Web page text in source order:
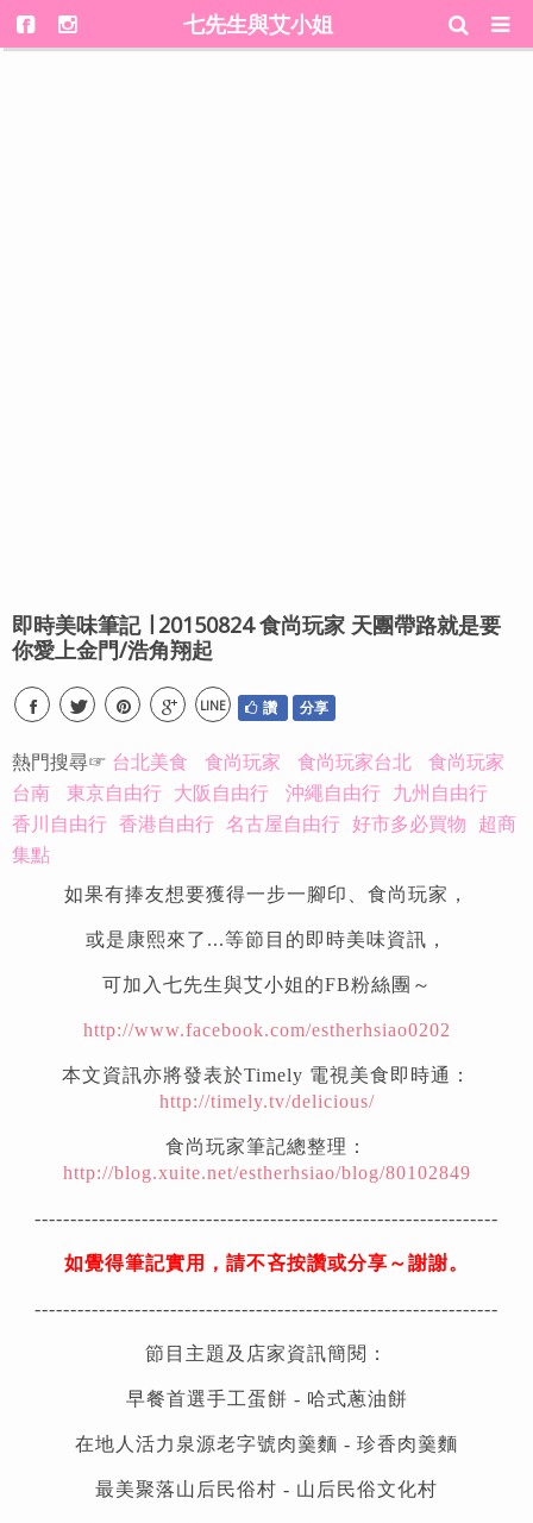
七先生與艾小姐
即時美味筆記 ∣ 20150824 食尚玩家 天團帶路就是要
你愛上金門/浩角翔起
LINE 讚 分享
熱門搜尋☞ 台北美食 食尚玩家 食尚玩家台北
食尚玩家
台南
東京自由行 大阪自由行 沖繩自由行 九州自由行
香川自由行 香港自由行 名古屋自由行 好市多必買物 超商
集點
如果有捧友想要獲得一步一腳印、食尚玩家，
或是康熙來了...等節目的即時美味資訊，
可加入七先生與艾小姐的FB粉絲團～
http://www.facebook.com/estherhsiao0202
本文資訊亦將發表於Timely 電視美食即時通：
http://timely.tv/delicious/
食尚玩家筆記總整理：
http://blog.xuite.net/estherhsiao/blog/80102849
-----------------------------------------------------------------
如覺得筆記實用，請不吝按讚或分享～謝謝。
-----------------------------------------------------------------
節目主題及店家資訊簡閱：
早餐首選手工蛋餅 - 哈式蔥油餅
在地人活力泉源老字號肉羹麵 - 珍香肉羹麵
最美聚落山后民俗村 - 山后民俗文化村